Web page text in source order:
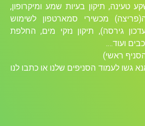
טעינה, תיקון בעיות שמע ומיקרופון,
מכשירי סמארטפון לשימוש
גירסה), תיקון נזקי מים, החלפת
ראשי)
גשו לעמוד הסניפים שלנו או כתבו לנו